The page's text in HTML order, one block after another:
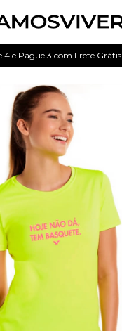
4 e Pague 3 com Frete Grátis